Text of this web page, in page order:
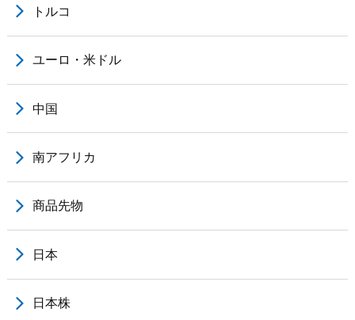
トルコ
ユーロ・米ドル
中国
南アフリカ
商品先物
日本
日本株